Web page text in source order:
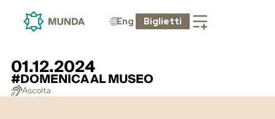
Eng Biglietti
01.12.2024
#DOMENICA AL MUSEO
Ascolta